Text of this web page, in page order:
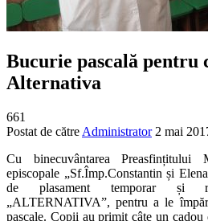
Bucurie pascală
Alternativa
661
Postat de către Administrator 2 mai
Cu binecuvântarea Preasfințitului
episcopale „Sf.Împ.Constantin și
de plasament temporar și
„ALTERNATIVA”, pentru a le
pascale. Copii au primit câte un cadou